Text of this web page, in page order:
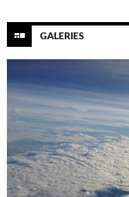
GALERIES